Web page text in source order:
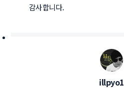
감사합니다.
illpyo1